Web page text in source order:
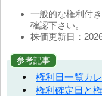
一般的な権利付
確認下さい。
株価更新日：
参考記事
権利日一覧カ
権利確定日と